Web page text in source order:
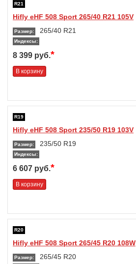
R21
Hifly eHF 508 Sport 265/40 R21 105V
Размер: 265/40 R21
Индексы:
8 399 руб.*
В корзину
R19
Hifly eHF 508 Sport 235/50 R19 103V
Размер: 235/50 R19
Индексы:
6 607 руб.*
В корзину
R20
Hifly eHF 508 Sport 265/45 R20 108W
Размер: 265/45 R20